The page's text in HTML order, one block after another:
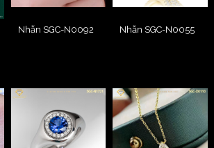
Nhẫn SGC-N0092 Nhẫn SGC-N0055